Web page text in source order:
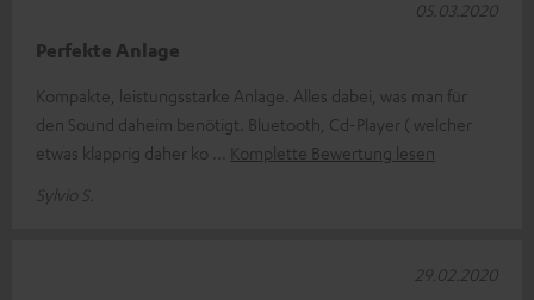
Perfekte Anlage
Kompakte, leistungsstarke Anlage. Alles dabei, was man für
den Sound daheim benötigt. Bluetooth, Cd-Player ( welcher
etwas klapprig daher ko
Komplette Bewertung lesen
Sylvio S.
05.03.2020
29.02.2020